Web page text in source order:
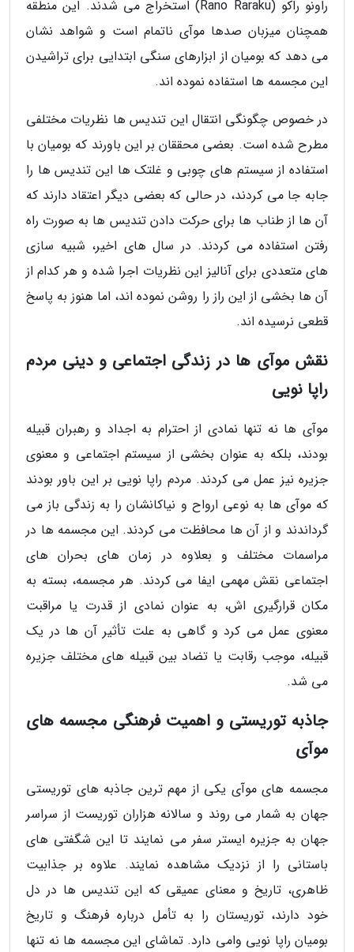
راونو راکو (Rano Raraku) استخراج می شدند. این منطقه
همچنان میزبان صدها موآی ناتمام است و شواهد نشان
می دهد که بومیان از ابزارهای سنگی ابتدایی برای تراشیدن
این مجسمه ها استفاده نموده اند.
در خصوص چگونگی انتقال این تندیس ها نظریات مختلفی
مطرح شده است. بعضی محققان بر این باورند که بومیان با
استفاده از سیستم های چوبی و غلتک ها این تندیس ها را
جابه جا می کردند، در حالی که بعضی دیگر اعتقاد دارند که
آن ها از طناب ها برای حرکت دادن تندیس ها به صورت راه
رفتن استفاده می کردند. در سال های اخیر، شبیه سازی
های متعددی برای آنالیز این نظریات اجرا شده و هر کدام از
آن ها بخشی از این راز را روشن نموده اند، اما هنوز به پاسخ
قطعی نرسیده اند.
نقش موآی ها در زندگی اجتماعی و دینی مردم
راپا نویی
موآی ها نه تنها نمادی از احترام به اجداد و رهبران قبیله
بودند، بلکه به عنوان بخشی از سیستم اجتماعی و معنوی
جزیره نیز عمل می کردند. مردم راپا نویی بر این باور بودند
که موآی ها به نوعی ارواح و نیاکانشان را به زندگی باز می
گرداندند و از آن ها محافظت می کردند. این مجسمه ها در
مراسمات مختلف و بعلاوه در زمان های بحران های
اجتماعی نقش مهمی ایفا می کردند. هر مجسمه، بسته به
مکان قرارگیری اش، به عنوان نمادی از قدرت یا مراقبت
معنوی عمل می کرد و گاهی به علت تأثیر آن ها در یک
قبیله، موجب رقابت یا تضاد بین قبیله های مختلف جزیره
می شد.
جاذبه توریستی و اهمیت فرهنگی مجسمه های
موآی
مجسمه های موآی یکی از مهم ترین جاذبه های توریستی
جهان به شمار می روند و سالانه هزاران توریست از سراسر
جهان به جزیره ایستر سفر می نمایند تا این شگفتی های
باستانی را از نزدیک مشاهده نمایند. علاوه بر جذابیت
ظاهری، تاریخ و معنای عمیقی که این تندیس ها در دل
خود دارند، توریستان را به تأمل درباره فرهنگ و تاریخ
بومیان راپا نویی وامی دارد. تماشای این مجسمه ها نه تنها